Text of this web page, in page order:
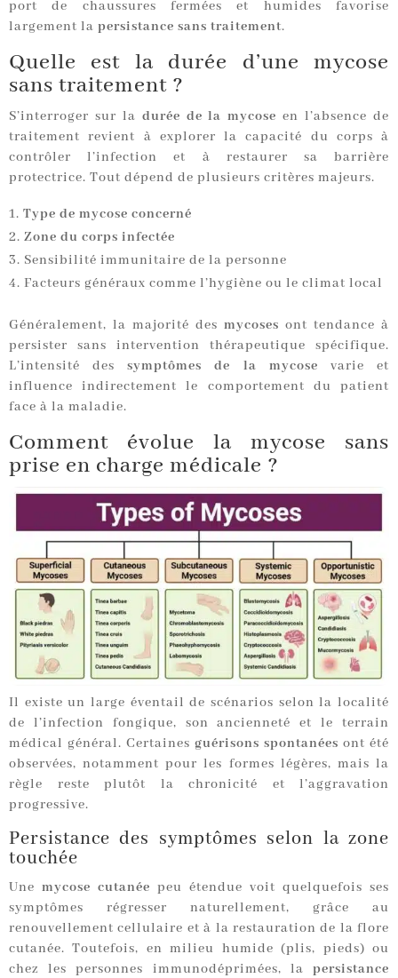
port de chaussures fermées et humides favorise
largement la persistance sans traitement.
Quelle est la durée d’une mycose
sans traitement ?
S’interroger sur la durée de la mycose en l’absence de
traitement revient à explorer la capacité du corps à
contrôler l’infection et à restaurer sa barrière
protectrice. Tout dépend de plusieurs critères majeurs.
Type de mycose concerné
Zone du corps infectée
Sensibilité immunitaire de la personne
Facteurs généraux comme l’hygiène ou le climat local
Généralement, la majorité des mycoses ont tendance à
persister sans intervention thérapeutique spécifique.
L’intensité dessymptômes de la mycose varie et
influence indirectement le comportement du patient
face à la maladie.
Comment évolue la mycose sans
prise en charge médicale ?
Il existe un large éventail de scénarios selon la localité
de l’infection fongique, son ancienneté et le terrain
médical général. Certaines guérisons spontanées ont été
observées, notamment pour les formes légères, mais la
règle reste plutôt la chronicité et l’aggravation
progressive.
Persistance des symptômes selon la zone
touchée
Une mycose cutanée peu étendue voit quelquefois ses
symptômes régresser naturellement, grâce au
renouvellement cellulaire et à la restauration de la flore
cutanée. Toutefois, en milieu humide (plis, pieds) ou
chez les personnes immunodéprimées, la persistance